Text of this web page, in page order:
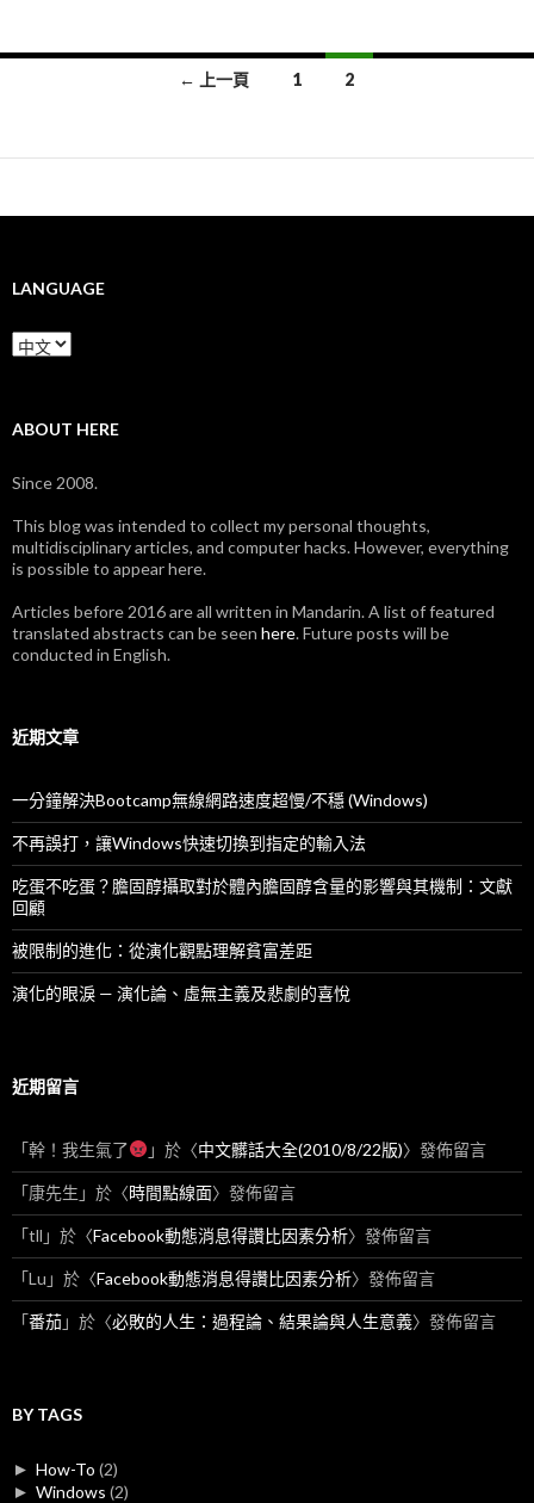
導
← 上一頁 1 2
LANGUAGE
Language
ABOUT HERE
Since 2008.
This blog was intended to collect my personal thoughts,
multidisciplinary articles, and computer hacks. However, everything
is possible to appear here.
Articles before 2016 are all written in Mandarin. A list of featured
translated abstracts can be seen here. Future posts will be
conducted in English.
近期文章
一分鐘解決Bootcamp無線網路速度超慢/不穩 (Windows)
不再誤打，讓Windows快速切換到指定的輸入法
吃蛋不吃蛋？膽固醇攝取對於體內膽固醇含量的影響與其機制：文獻
回顧
被限制的進化：從演化觀點理解貧富差距
演化的眼淚 — 演化論、虛無主義及悲劇的喜悅
近期留言
「幹！我生氣了 」於〈中文髒話大全(2010/8/22版)〉發佈留言
「康先生 」於〈時間點線面〉發佈留言
「tll 」於〈Facebook動態消息得讚比因素分析〉發佈留言
「Lu 」於〈Facebook動態消息得讚比因素分析〉發佈留言
「番茄」於〈必敗的人生：過程論、結果論與人生意義〉發佈留言
BY TAGS
► How-To (2)
► Windows (2)